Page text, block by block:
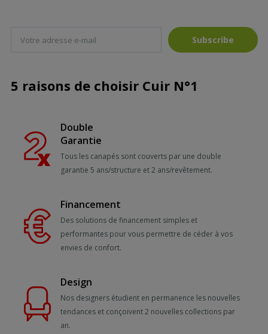
Subscribe
5 raisons de choisir Cuir N°1
Double
Garantie
Tous les canapés sont couverts par une double
garantie 5 ans/structure et 2 ans/revêtement.
Financement
Des solutions de financement simples et
performantes pour vous permettre de céder à vos
envies de confort.
Design
Nos designers étudient en permanence les nouvelles
tendances et conçoivent 2 nouvelles collections par
an.